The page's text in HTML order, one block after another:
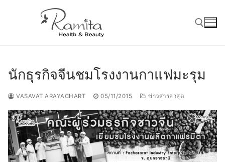
นักธุรกิจจีนชมโรงงานกาแฟมะรุม
VASAVAT ARAYACHART 05/11/2015 ข่าวสารล่าสุด